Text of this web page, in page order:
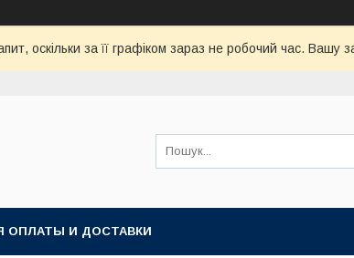
оскільки за її графіком зараз не робочий час.
ОПЛАТЫ И ДОСТАВКИ